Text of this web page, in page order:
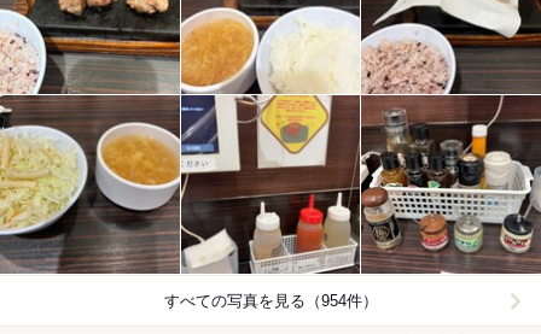
すべての写真を見る（954件）